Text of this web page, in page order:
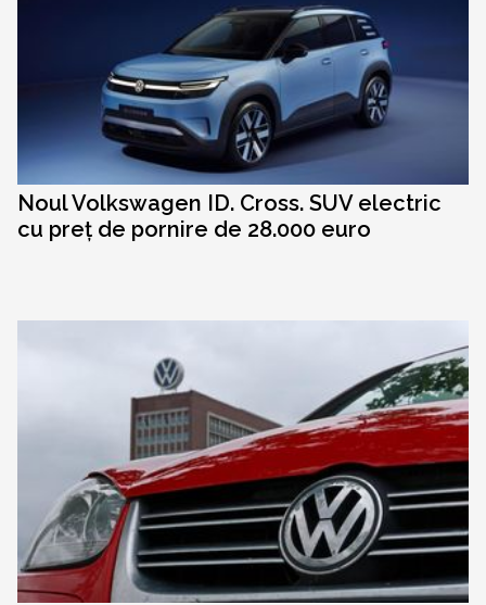
Noul Volkswagen ID. Cross. SUV electric
cu preț de pornire de 28.000 euro